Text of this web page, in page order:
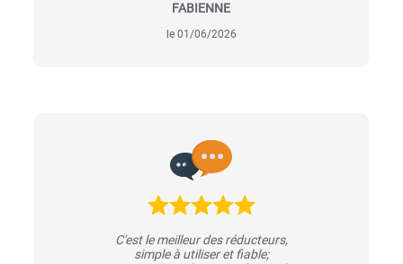
FABIENNE
le 01/06/2026
C'est le meilleur des réducteurs,
simple à utiliser et fiable;